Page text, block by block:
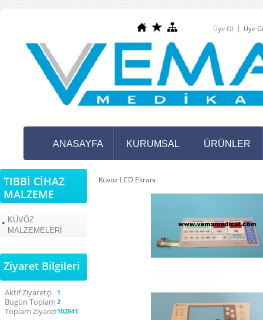
Üye Ol Üye
ANASAYFA KURUMSAL ÜRÜNLER
TIBBİ CİHAZ
MALZEME
KÜVÖZ
MALZEMELERİ
Ziyaret Bilgileri
Aktif Ziyaretçi 1
Bugün Toplam 2
Toplam Ziyaret102841
Küvöz LCD Ekranı